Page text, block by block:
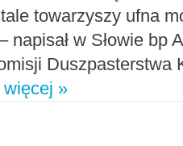
towarzyszy ufna
napisał w Słowie bp
Duszpasterstwa
więcej »